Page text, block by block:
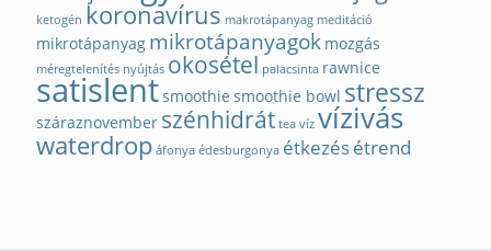
ketogén koronavírus makrotápanyag meditáció
mikrotápanyag mikrotápanyagok mozgás
méregtelenítés nyújtás okosétel palacsinta rawnice
satislentsmoothie smoothie bowl stressz
száraznovember szénhidrát tea víz vízivás
waterdrop áfonya édesburgonya étkezésétrend